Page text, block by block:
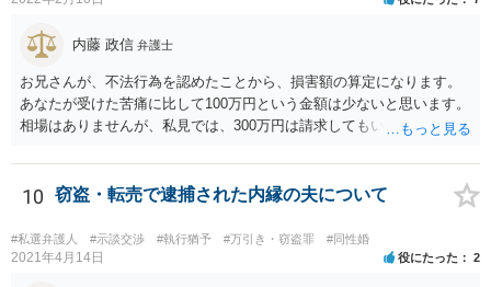
内藤 政信 弁護士
お兄さんが、不法行為を認めたことから、損害額の算定になります。
あなたが受けた苦痛に比して100万円という金額は少ないと思います。
相場はありませんが、私見では、300万円は請求してもいいですね。
なるような条件では困るでしょう。 支払いの効果を高めるために、弁
護士を立ち合い人にするといいで しょう。 したがって、金額も含め
て、条件については弁護士と話をするといい でしょう。 書面はどちら
が作っても構いません。 書類を作るには、少なくも、５５０００円
は、かかるでしょう。
10 窃盗・転売で逮捕された内縁の夫について
#私選弁護人 #示談交渉 #執行猶予 #万引き・窃盗罪 #同性婚
2021年4月14日 役にたった 2